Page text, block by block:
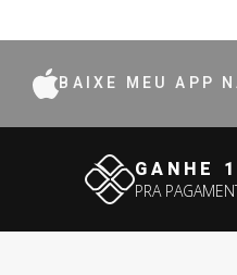
BAIXE MEU APP
GANHE
PRA